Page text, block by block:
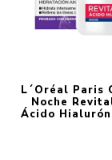
L´Oréal Paris
Noche
Ácido